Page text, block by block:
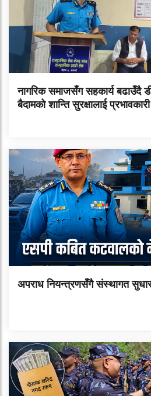
नागरिक समाजसँग सहकार्य बढाउँदै
बैदामको शान्ति सुरक्षालाई
अपराध नियन्त्रणसँगै संस्थागत